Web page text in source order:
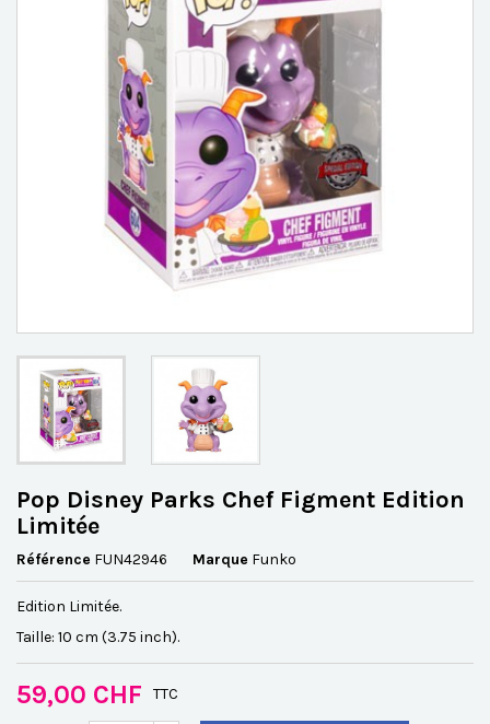
Pop Disney Parks Chef Figment Edition
Limitée
Référence FUN42946 Marque Funko
Edition Limitée.
Taille: 10 cm (3.75 inch).
59,00 CHF TTC